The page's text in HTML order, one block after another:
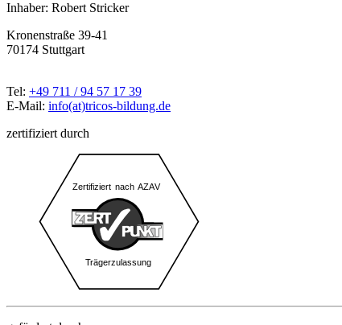
Inhaber: Robert Stricker
Kronenstraße 39-41
70174 Stuttgart
Tel: +49 711 / 94 57 17 39
E-Mail: info(at)tricos-bildung.de
zertifiziert durch